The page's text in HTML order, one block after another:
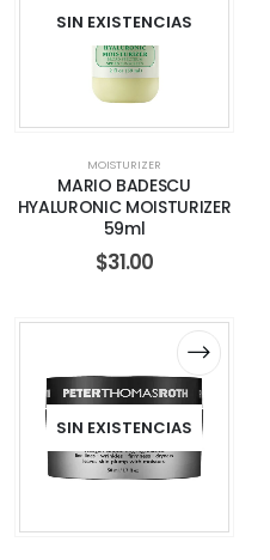
SIN EXISTENCIAS
MOISTURIZER
MARIO BADESCU
HYALURONIC MOISTURIZER
59ml
$31.00
SIN EXISTENCIAS